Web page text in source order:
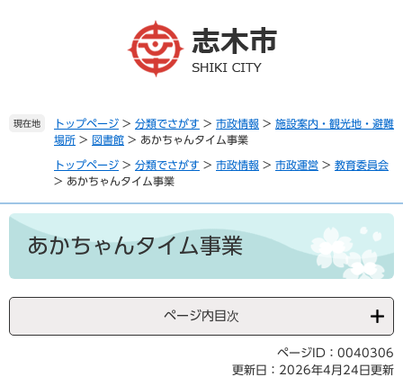
へ
現在地 トップページ > 分類でさがす > 市政情報 > 施設案内・観光地・避難
場所 > 図書館 > あかちゃんタイム事業
トップページ > 分類でさがす > 市政情報 > 市政運営 > 教育委員会
> あかちゃんタイム事業
本
あかちゃんタイム事業
ページ内目次
ページID：0040306
更新日：2026年4月24日更新